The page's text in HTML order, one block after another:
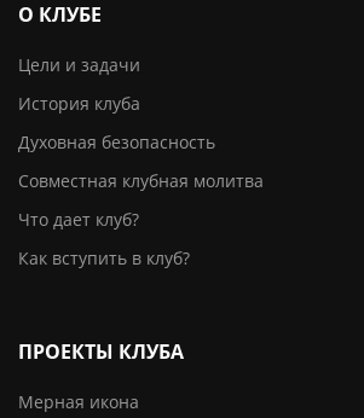
О КЛУБЕ
Цели и задачи
История клуба
Духовная безопасность
Совместная клубная молитва
Что дает клуб?
Как вступить в клуб?
ПРОЕКТЫ КЛУБА
Мерная икона